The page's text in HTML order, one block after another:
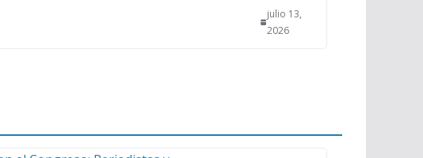
julio 13,
2026